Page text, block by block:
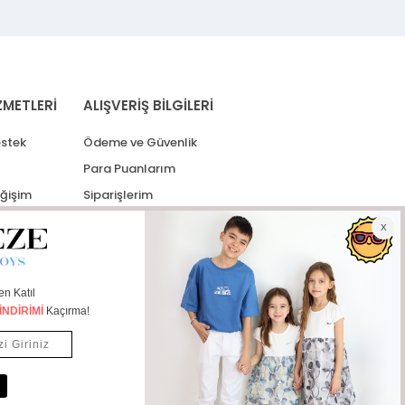
ALIŞVERİŞ BİLGİLERİ
Ödeme ve Güvenlik
Para Puanlarım
Siparişlerim